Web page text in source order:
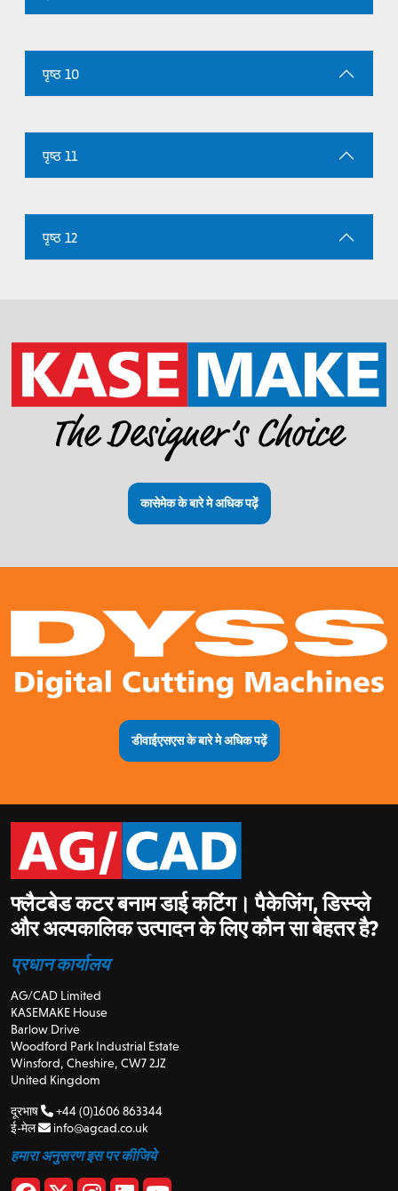
पृष्ठ 10
पृष्ठ 11
पृष्ठ 12
कासेमेक के बारे मे अधिक पढ़ें
डीवाईएसएस के बारे मे अधिक पढ़ें
फ्लैटबेड कटर बनाम डाई कटिंग। पैकेजिंग, डिस्प्ले
और अल्पकालिक उत्पादन के लिए कौन सा बेहतर है?
प्रधान कार्यालय
AG/CAD Limited
KASEMAKE House
Barlow Drive
Woodford Park Industrial Estate
Winsford, Cheshire, CW7 2JZ
United Kingdom
दूरभाष
+44 (0)1606 863344
ई-मेल
info@agcad.co.uk
हमारा अनुसरण इस पर कीजिये